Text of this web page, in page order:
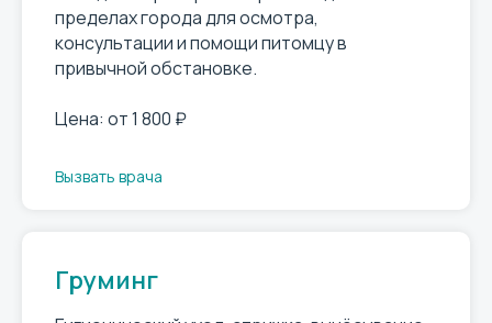
пределах города для осмотра,
консультации и помощи питомцу в
привычной обстановке.
Цена: от 1 800 ₽
Вызвать врача
Груминг